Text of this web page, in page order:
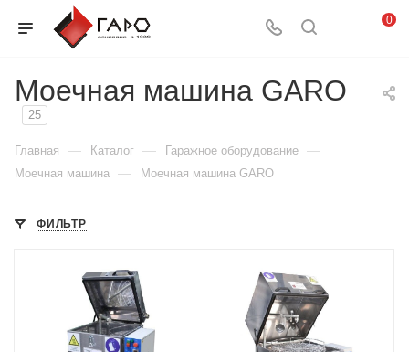
0
Моечная машина GARO
25
Главная — Каталог — Гаражное оборудование —
Моечная машина — Моечная машина GARO
ФИЛЬТР